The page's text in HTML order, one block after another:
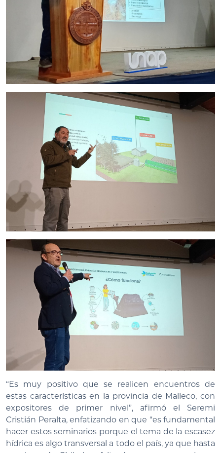
“Es muy positivo que se realicen encuentros de
estas características en la provincia de Malleco, con
expositores de primer nivel”, afirmó el Seremi
Cristián Peralta, enfatizando en que “es fundamental
hacer estos seminarios porque el tema de la escasez
hídrica es algo transversal a todo el país, ya que hasta